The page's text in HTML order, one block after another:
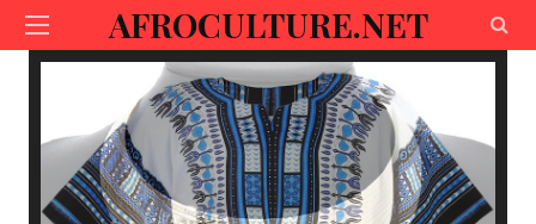
AFROCULTURE.NET